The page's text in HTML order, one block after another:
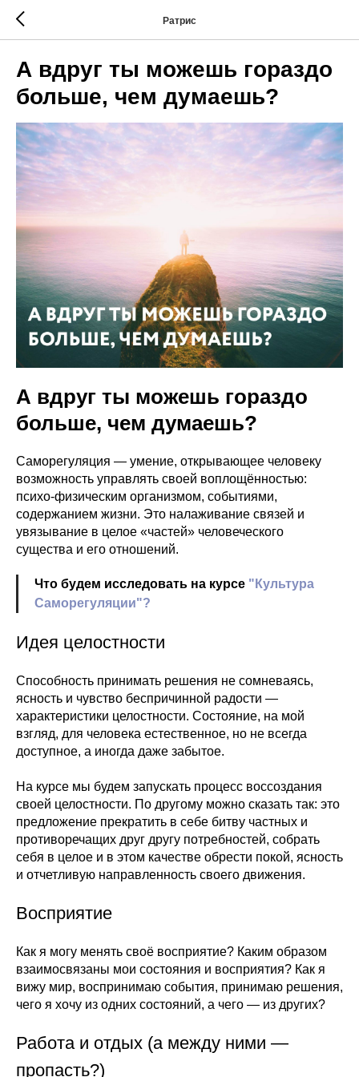
Ратрис
А вдруг ты можешь гораздо
больше, чем думаешь?
А вдруг ты можешь гораздо
больше, чем думаешь?
Саморегуляция — умение, открывающее человеку
возможность управлять своей воплощённостью:
психо-физическим организмом, событиями,
содержанием жизни. Это налаживание связей и
увязывание в целое «частей» человеческого
существа и его отношений.
Что будем исследовать на курсе "Культура
Саморегуляции"?
Идея целостности
Способность принимать решения не сомневаясь,
ясность и чувство беспричинной радости —
характеристики целостности. Состояние, на мой
взгляд, для человека естественное, но не всегда
доступное, а иногда даже забытое.
На курсе мы будем запускать процесс воссоздания
своей целостности. По другому можно сказать так: это
предложение прекратить в себе битву частных и
противоречащих друг другу потребностей, собрать
себя в целое и в этом качестве обрести покой, ясность
и отчетливую направленность своего движения.
Восприятие
Как я могу менять своё восприятие? Каким образом
взаимосвязаны мои состояния и восприятия? Как я
вижу мир, воспринимаю события, принимаю решения,
чего я хочу из одних состояний, а чего — из других?
Работа и отдых (а между ними —
пропасть?)